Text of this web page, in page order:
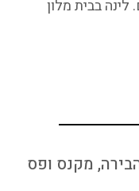
בבית מלון
מקנס ופס